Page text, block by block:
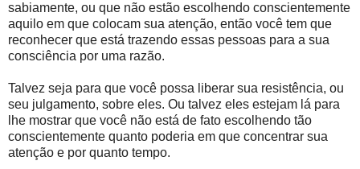
sabiamente, ou que não estão escolhendo conscientemente
aquilo em que colocam sua atenção, então você tem que
reconhecer que está trazendo essas pessoas para a sua
consciência por uma razão.
Talvez seja para que você possa liberar sua resistência, ou
seu julgamento, sobre eles. Ou talvez eles estejam lá para
lhe mostrar que você não está de fato escolhendo tão
conscientemente quanto poderia em que concentrar sua
atenção e por quanto tempo.